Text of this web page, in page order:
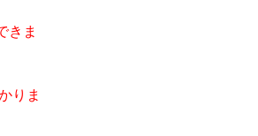
きま
りま